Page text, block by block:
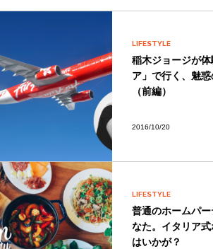
LIFESTYLE
稲木ジョージが
ア」で行く、魅
（前編）
2016/10/20
LIFESTYLE
普通のホームパ
なた。イタリア
はいかが？